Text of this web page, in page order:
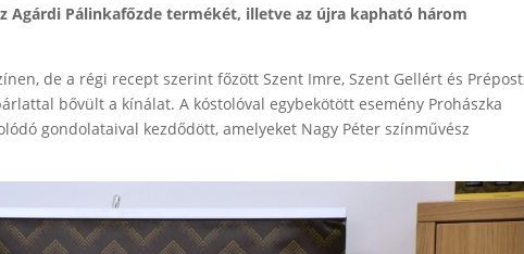
Agárdi Pálinkafőzde termékét, illetve az újra kapható három
de a régi recept szerint főzött Szent Imre, Szent Gellért és Prépost
bővült a kínálat. A kóstolóval egybekötött esemény Prohászka
gondolataival kezdődött, amelyeket Nagy Péter színművész